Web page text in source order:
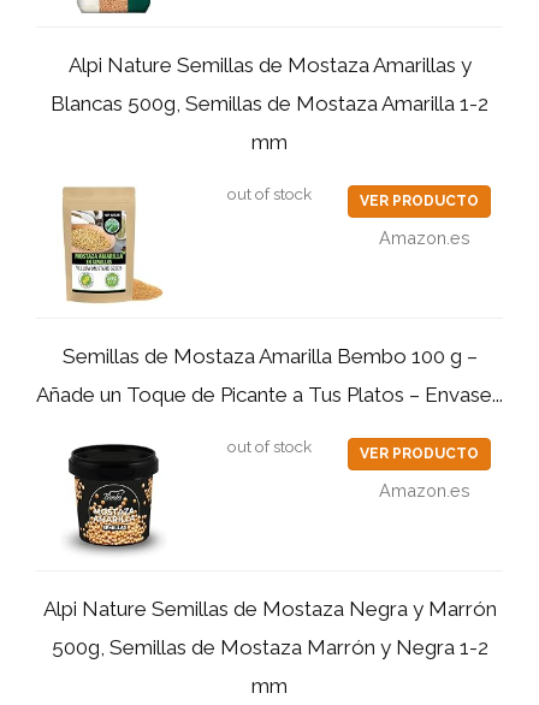
Alpi Nature Semillas de Mostaza Amarillas y
Blancas 500g, Semillas de Mostaza Amarilla 1-2
mm
out of stock VER PRODUCTO
Amazon.es
Semillas de Mostaza Amarilla Bembo 100 g –
Añade un Toque de Picante a Tus Platos – Envase...
out of stock VER PRODUCTO
Amazon.es
Alpi Nature Semillas de Mostaza Negra y Marrón
500g, Semillas de Mostaza Marrón y Negra 1-2
mm